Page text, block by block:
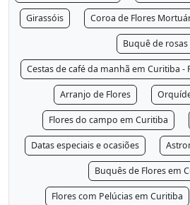
Girassóis Coroa de Flores
Buquê de rosas
Cestas de café da manhã em Curitiba
Arranjo de Flores
Flores do campo em Curitiba
Datas especiais e ocasiões
Buquês de Flores em
Flores com Pelúcias em Curitiba